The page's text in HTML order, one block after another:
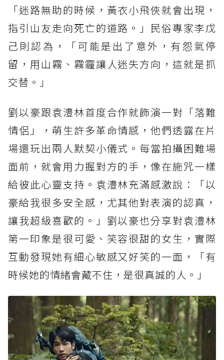
「迷路無助的時候，黃衣小飛俠就會出現，
指引山友走向死亡的道路。」民俗專家李戊
己則認為，「可能是出了意外，有怨氣停
留，用山霧、霧霾讓人迷失方向，這就是抓
交替。」
劉以豪跟袁澧林首度合作就飾演一對「落難
情侶」，萌生許多革命情感，他們透露在片
場還玩出兩人默契小儀式。每當拍攝困難場
面前，就會用力握對方的手，像在施咒一樣
給彼此心靈支持。袁澧林充滿感激說：「以
豪給我很多安全感，尤其他對表演的認真，
讓我超級喜歡的。」劉以豪也分享對袁澧林
第一印象是很可愛、笑容很甜的女生，實際
互動發現她有細心敏感又好笑的一面，「有
時候她的情緒會藏不住，是很真誠的人。」